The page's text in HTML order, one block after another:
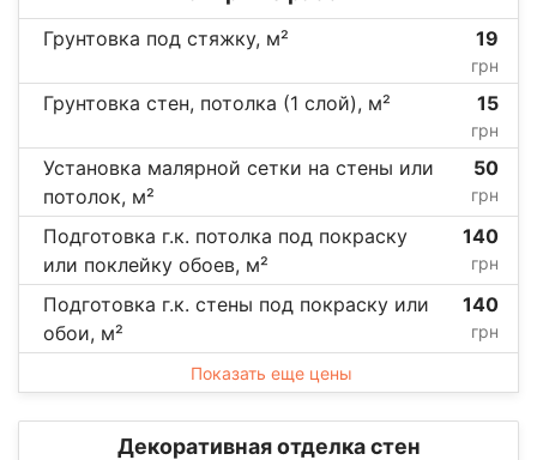
Грунтовка под стяжку, м² 19
грн
Грунтовка стен, потолка (1 слой), м² 15
грн
Установка малярной сетки на стены или
потолок, м²
50
грн
Подготовка г.к. потолка под покраску
или поклейку обоев, м²
140
грн
Подготовка г.к. стены под покраску или
обои, м²
140
грн
Показать еще цены
Декоративная отделка стен